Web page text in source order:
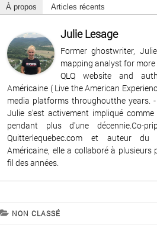
À propos Articles récents
Julie Lesage
Former ghostwriter,
mapping analyst for
QLQ website and
Américaine ( Live the American
media platforms throughoutthe years.
Julie s'est activement impliqué
pendant plus d'une décennie.Co-
Quitterlequebec.com et auteur du
Américaine, elle a collaboré à plusieurs
fil des années.
CATÉGORIES
NON CLASSÉ